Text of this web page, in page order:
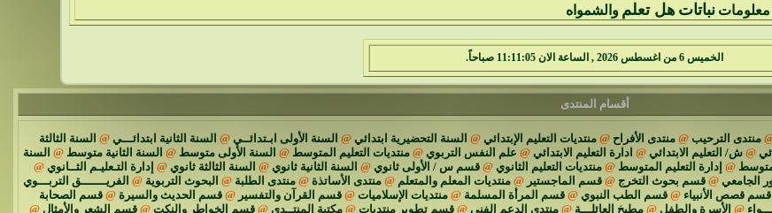
معلومات نباتات هل تعلم والشمواه
الخميس 6 من اغسطس 2026 , الساعة الان 11:11:06 صباحاً.
أقسام المنتدى
منتدى الترحيب @منتدى الأفراح @منتديات التعليم الإبتدائي @ السنة التحضيرية ابتدائي @ السنة الأولى ابـتدائــي @ السنة الثانية ابتدائـــي @ السنة الثالثة
@ ش/ التعليم الابتدائي @ ادارة التعليم الابتدائي @ علم النفس التربوي @ منتديات التعليم المتوسط @ السنة الأولى متوسط @ السنة الثانية متوسط @ السنة
@ إدارة التعليم المتوسط @ منتديات التعليم الثانوي @ قسم س / الأولى ثانوي @ السنة الثانية ثانوي @ السنة الثالثة ثانوي @ إدارة التـعليـم الثــانوي @
الجامعي @ قسم بحوث التخرج @ قسم الماجستير @ منتديات المعلم والمتعلم @ منتدى الأساتذة @ منتدى الطلبة @ البحوث التربوية @ الفريـــــــق التربـــوي
قسم قصص الأنبياء @ قسم الطب النبوي @ قسم المرأة المسلمة @ منتديات الإسلاميات @ قسم القرآن والتفسير @ قسم الحديث والسيرة @ قسم الصحابة
@ الأسرة والطفل @ مطبخ العائلـــة @ منتدى الدعم الفني @ قسم تطوير منتديات @ مكتبة المنتــدى @ قسم الخواطر والنكت @ قسم الشعر والأمثال @